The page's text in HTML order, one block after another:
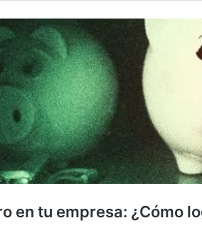
en tu empresa: ¿Cómo